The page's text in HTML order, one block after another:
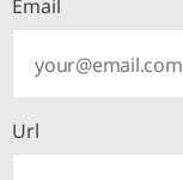
Email
Url